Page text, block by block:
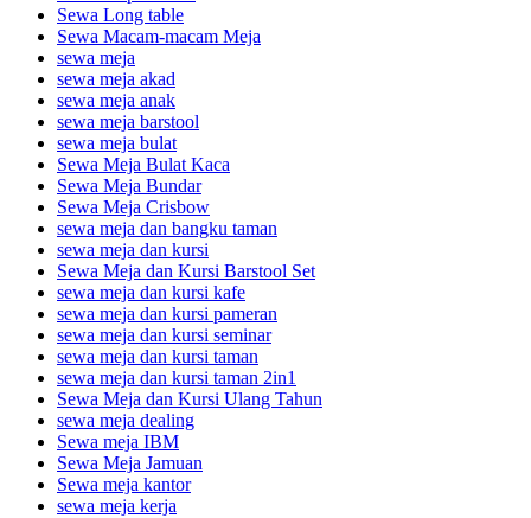
Sewa Long table
Sewa Macam-macam Meja
sewa meja
sewa meja akad
sewa meja anak
sewa meja barstool
sewa meja bulat
Sewa Meja Bulat Kaca
Sewa Meja Bundar
Sewa Meja Crisbow
sewa meja dan bangku taman
sewa meja dan kursi
Sewa Meja dan Kursi Barstool Set
sewa meja dan kursi kafe
sewa meja dan kursi pameran
sewa meja dan kursi seminar
sewa meja dan kursi taman
sewa meja dan kursi taman 2in1
Sewa Meja dan Kursi Ulang Tahun
sewa meja dealing
Sewa meja IBM
Sewa Meja Jamuan
Sewa meja kantor
sewa meja kerja